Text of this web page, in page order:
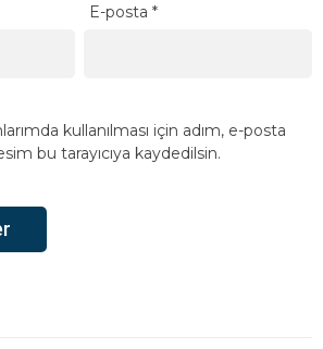
E-posta*
kullanılması için adım, e-posta
bu tarayıcıya kaydedilsin.